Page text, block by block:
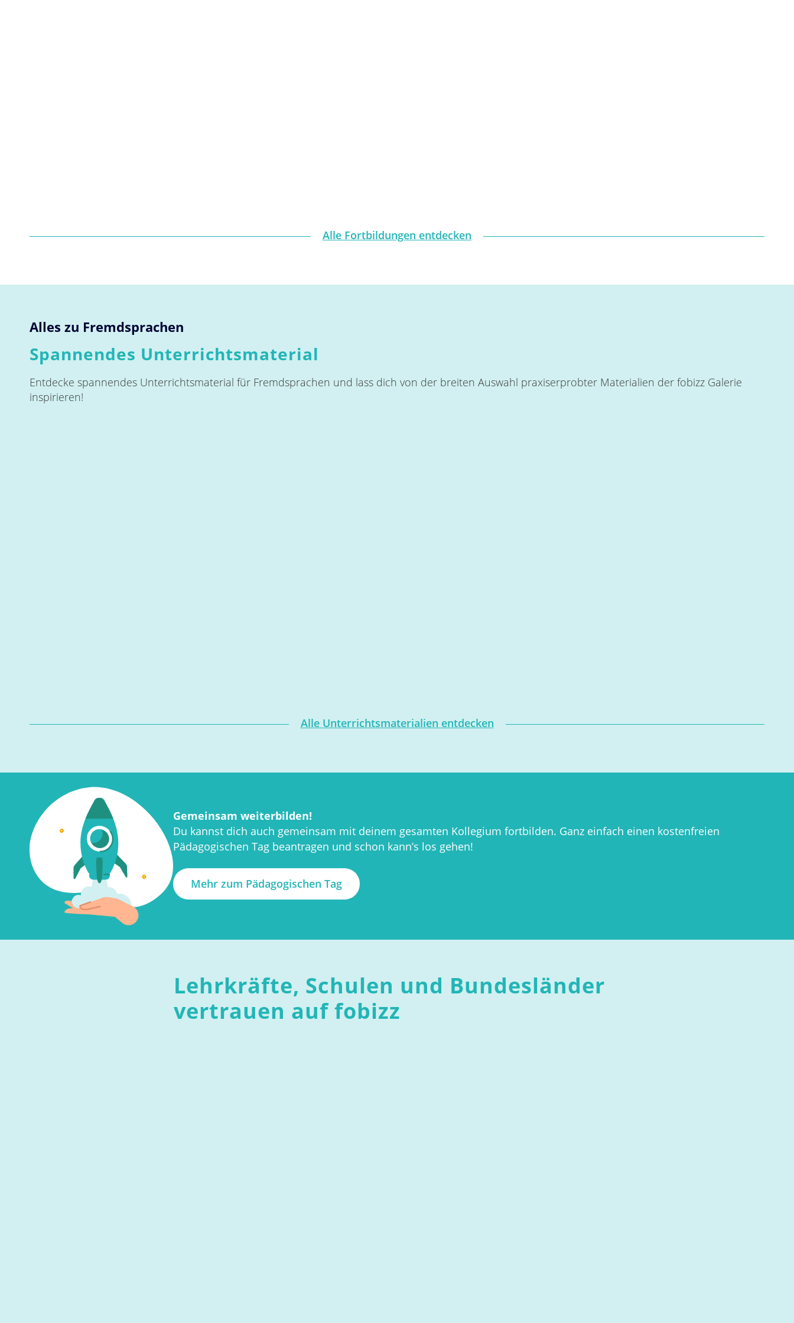
Alle Fortbildungen entdecken
Alles zu Fremdsprachen
Spannendes Unterrichtsmaterial
Entdecke spannendes Unterrichtsmaterial für Fremdsprachen und lass dich von der breiten Auswahl praxiserprobter Materialien der fobizz Galerie
inspirieren!
Alle Unterrichtsmaterialien entdecken
Gemeinsam weiterbilden!
Du kannst dich auch gemeinsam mit deinem gesamten Kollegium fortbilden. Ganz einfach einen kostenfreien
Pädagogischen Tag beantragen und schon kann’s los gehen!
Mehr zum Pädagogischen Tag
Lehrkräfte, Schulen und Bundesländer
vertrauen auf fobizz